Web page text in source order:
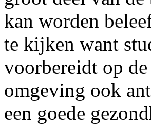
kan worden
te kijken want
voorbereidt op
omgeving ook
een goede